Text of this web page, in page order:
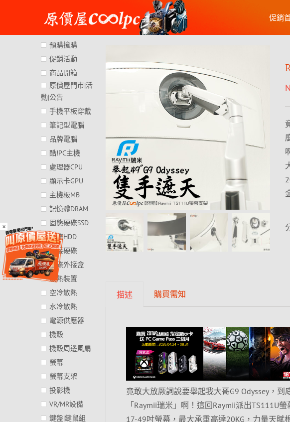
×
content
促銷
描述 購買需知
竟敢大放厥詞說要舉起我大哥G9 Odyssey，
「Raymii瑞米」啊！這回Raymii派出TS111U
17-49吋螢幕，最大承重高達20KG，力量天
預購搶購
促銷活動
商品開箱
原價屋門市|活
動|公告
手機平板穿戴
筆記型電腦
品牌電腦
酷!PC主機
處理器CPU
顯示卡GPU
主機板MB
記憶體DRAM
固態硬碟SSD
硬碟HDD
外接硬碟
硬碟外接盒
散熱裝置
空冷散熱
水冷散熱
電源供應器
機殼
機殼周邊風扇
螢幕
螢幕支架
投影機
VR/MR設備
鍵盤|鍵鼠組